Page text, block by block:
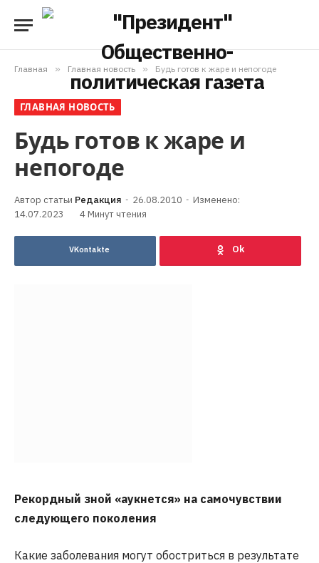
Главная » Главная новость » Будь готов к жаре и непогоде
ГЛАВНАЯ НОВОСТЬ
Будь готов к жаре и
непогоде
Редакция 26.08.2010
Изменено:
14.07.2023
4 Минут чтения
VKontakte
Рекордный зной «аукнется» на самочувствии
следующего поколения
Какие заболевания могут обостриться в результате